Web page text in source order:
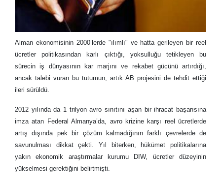
Alman ekonomisinin 2000’lerde "ılımlı" ve hatta gerileyen bir reel
ücretler politikasından karlı çıktığı, yoksulluğu tetikleyen bu
sürecin iş dünyasının kar marjını ve rekabet gücünü artırdığı,
ancak talebi vuran bu tutumun, artık AB projesini de tehdit ettiği
ileri sürüldü.
2012 yılında da 1 trilyon avro sınıtını aşan bir ihracat başarısına
imza atan Federal Almanya’da, avro krizine karşı reel ücretlerde
artış dışında pek bir çözüm kalmadığının farklı çevrelerde de
savunulması dikkat çekti. Yıl biterken, hükümet politikalarına
yakın ekonomik araştırmalar kurumu DIW, ücretler düzeyinin
yükselmesi gerektiğini belirtmişti.